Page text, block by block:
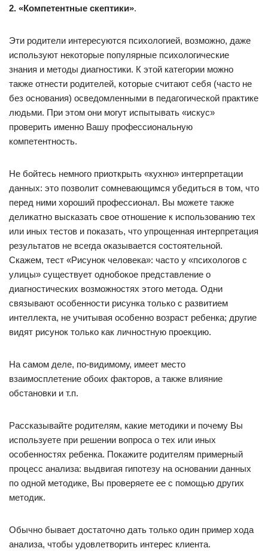
2. «Компетентные скептики».
Эти родители интересуются психологией, возможно, даже
используют некоторые популярные психологические
знания и методы диагностики. К этой категории можно
также отнести родителей, которые считают себя (часто не
без основания) осведомленными в педагогической практике
людьми. При этом они могут испытывать «искус»
проверить именно Вашу профессиональную
компетентность.
Не бойтесь немного приоткрыть «кухню» интерпретации
данных: это позволит сомневающимся убедиться в том, что
перед ними хороший профессионал. Вы можете также
деликатно высказать свое отношение к использованию тех
или иных тестов и показать, что упрощенная интерпретация
результатов не всегда оказывается состоятельной.
Скажем, тест «Рисунок человека»: часто у «психологов с
улицы» существует однобокое представление о
диагностических возможностях этого метода. Одни
связывают особенности рисунка только с развитием
интеллекта, не учитывая особенно возраст ребенка; другие
видят рисунок только как личностную проекцию.
На самом деле, по-видимому, имеет место
взаимосплетение обоих факторов, а также влияние
обстановки и т.п.
Рассказывайте родителям, какие методики и почему Вы
используете при решении вопроса о тех или иных
особенностях ребенка. Покажите родителям примерный
процесс анализа: выдвигая гипотезу на основании данных
по одной методике, Вы проверяете ее с помощью других
методик.
Обычно бывает достаточно дать только один пример хода
анализа, чтобы удовлетворить интерес клиента.